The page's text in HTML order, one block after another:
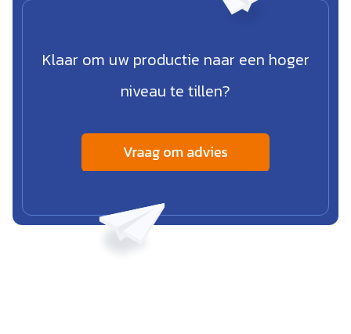
Klaar om uw productie naar een hoger
niveau te tillen?